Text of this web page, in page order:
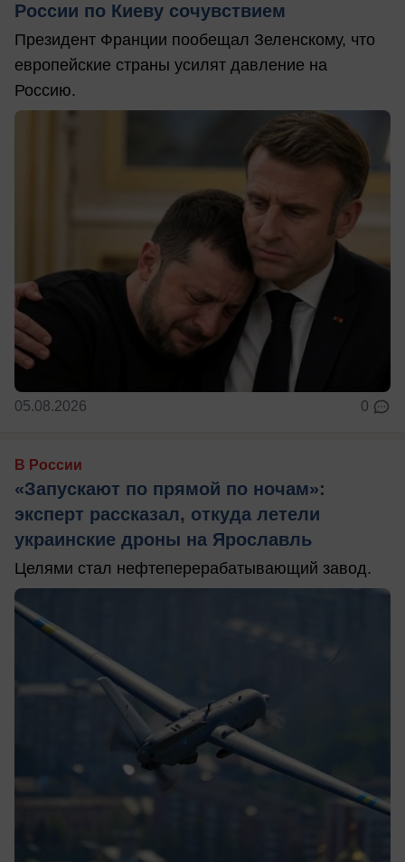
России по Киеву сочувствием
Президент Франции пообещал Зеленскому, что
европейские страны усилят давление на
Россию.
05.08.2026 0
В России
«Запускают по прямой по ночам»:
эксперт рассказал, откуда летели
украинские дроны на Ярославль
Целями стал нефтеперерабатывающий завод.